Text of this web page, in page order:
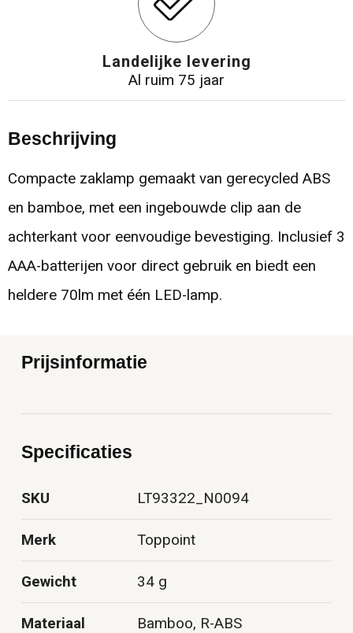
Landelijke levering
Al ruim 75 jaar
Beschrijving
Compacte zaklamp gemaakt van gerecycled ABS
en bamboe, met een ingebouwde clip aan de
achterkant voor eenvoudige bevestiging. Inclusief 3
AAA-batterijen voor direct gebruik en biedt een
heldere 70lm met één LED-lamp.
Prijsinformatie
Specificaties
SKU LT93322_N0094
Merk Toppoint
Gewicht 34 g
Materiaal Bamboo, R-ABS